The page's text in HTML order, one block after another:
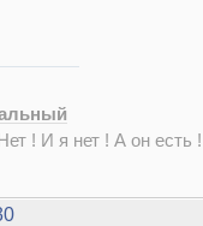
! И я нет ! А он есть